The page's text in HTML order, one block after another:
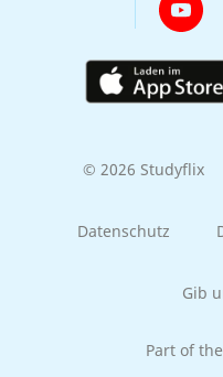
© 2026 Studyflix
Datenschutz
Gib
Part of the